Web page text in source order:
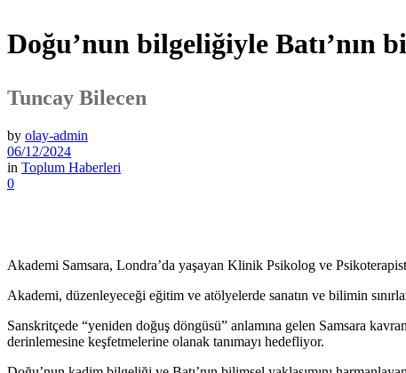
Doğu’nun bilgeliğiyle
Tuncay Bilecen
by olay-admin
06/12/2024
in Toplum Haberleri
0
Akademi Samsara, Londra’da yaşayan Klinik Psikolog ve
Akademi, düzenleyeceği eğitim ve atölyelerde sanatın ve bilimin
Sanskritçede “yeniden doğuş döngüsü” anlamına gelen Samsara
derinlemesine keşfetmelerine olanak tanımayı hedefliyor.